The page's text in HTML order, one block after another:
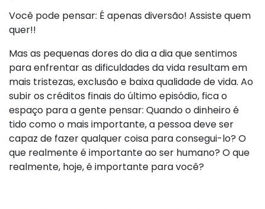
Você pode pensar: É apenas diversão! Assiste quem
quer!!
Mas as pequenas dores do dia a dia que sentimos
para enfrentar as dificuldades da vida resultam em
mais tristezas, exclusão e baixa qualidade de vida. Ao
subir os créditos finais do último episódio, fica o
espaço para a gente pensar: Quando o dinheiro é
tido como o mais importante, a pessoa deve ser
capaz de fazer qualquer coisa para consegui-lo? O
que realmente é importante ao ser humano? O que
realmente, hoje, é importante para você?